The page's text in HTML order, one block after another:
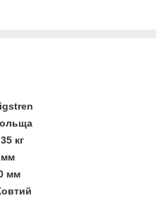
кг
мм
мм